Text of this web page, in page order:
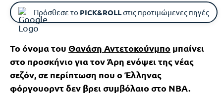
Πρόσθεσε το PICK&ROLLστις προτιμώμενες πηγές
Το όνομα του Θανάση Αντετοκούνμπο μπαίνει
στο προσκήνιο για τον Άρη ενόψει της νέας
σεζόν, σε περίπτωση που ο Έλληνας
φόργουορντ δεν βρει συμβόλαιο στο NBA.